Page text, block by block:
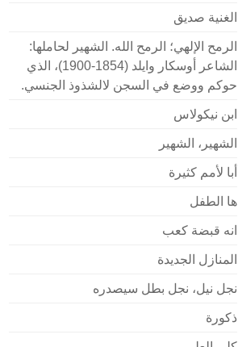
الغنية صديق
الرمح الإلهي؛ الرمح الله. الشهير لحاملها:
الشاعر أوسكار وايلد (1854-1900)، الذي
حوكم ووضع في السجن لالشذوذ الجنسي.
ابن نيكولاس
الشهير، الشهير
أبا لأمم كثيرة
ها الطفل
انه قبضة كعب
المنازل الجديدة
نجل نيل، نجل بطل سيصدره
ذكورة